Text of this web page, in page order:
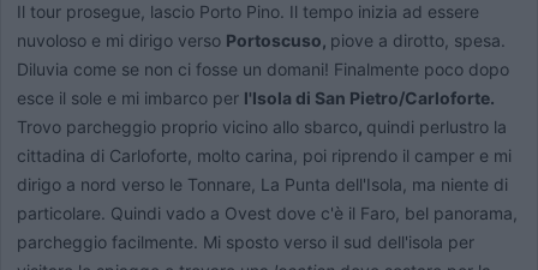
Il tour prosegue, lascio Porto Pino. Il tempo inizia ad essere
nuvoloso e mi dirigo verso Portoscuso, piove a dirotto, spesa.
Diluvia come se non ci fosse un domani! Finalmente poco dopo
esce il sole e mi imbarco per l'Isola di San Pietro/Carloforte.
Trovo parcheggio proprio vicino allo sbarco quindi perlustro la
cittadina di Carloforte, molto carina, poi riprendo il camper e mi
dirigo a nord verso le Tonnare, La Punta dell'Isola, ma niente di
particolare. Quindi vado a Ovest dove c'è il Faro, bel panorama,
parcheggio facilmente. Mi sposto verso il sud dell'isola per